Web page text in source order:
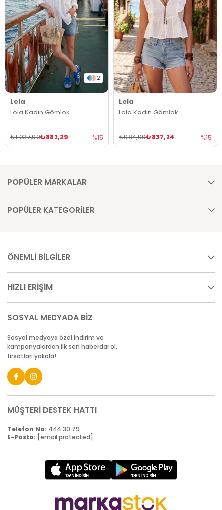
2
Lela
Lela Kadın Gömlek
₺882,29
₺1.037,99 %15
Lela
Lela Kadın Gömlek
₺837,24
₺984,99 %15
POPÜLER MARKALAR
POPÜLER KATEGORİLER
ÖNEMLİ BİLGİLER
HIZLI ERİŞİM
SOSYAL MEDYADA BİZ
Sosyal medyaya özel indirim ve
kampanyalardan ilk sen haberdar ol,
fırsatları yakala!
MÜŞTERİ DESTEK HATTI
Telefon No: 444 30 79
E-Posta: [email protected]